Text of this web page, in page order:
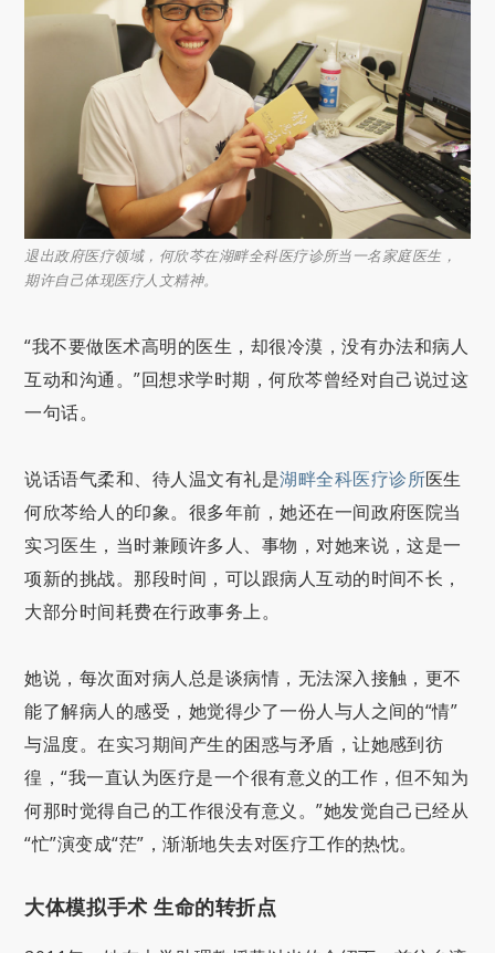
退出政府医疗领域，何欣芩在湖畔全科医疗诊所当一名家庭医生，
期许自己体现医疗人文精神。
“我不要做医术高明的医生，却很冷漠，没有办法和病人
互动和沟通。”回想求学时期，何欣芩曾经对自己说过这
一句话。
说话语气柔和、待人温文有礼是湖畔全科医疗诊所医生
何欣芩给人的印象。很多年前，她还在一间政府医院当
实习医生，当时兼顾许多人、事物，对她来说，这是一
项新的挑战。那段时间，可以跟病人互动的时间不长，
大部分时间耗费在行政事务上。
她说，每次面对病人总是谈病情，无法深入接触，更不
能了解病人的感受，她觉得少了一份人与人之间的“情”
与温度。在实习期间产生的困惑与矛盾，让她感到彷
徨，“我一直认为医疗是一个很有意义的工作，但不知为
何那时觉得自己的工作很没有意义。”她发觉自己已经从
“忙”演变成“茫”，渐渐地失去对医疗工作的热忱。
大体模拟手术 生命的转折点